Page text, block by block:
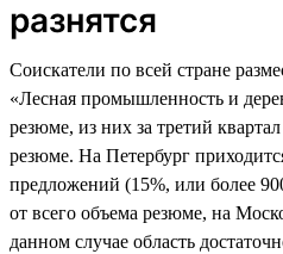
разнятся
Соискатели по всей стране
«Лесная промышленность и
резюме, из них за третий
резюме. На Петербург
предложений (15%, или более
от всего объема резюме, на
данном случае область